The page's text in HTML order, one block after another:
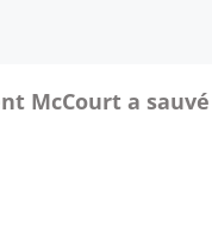
McCourt a